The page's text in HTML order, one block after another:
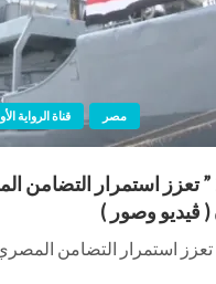
قناة الرواية مصر
“ابوسمبل 2 ” تعزز استمرار
ڤيديو وصور )
2 ” تعزز استمرار التضامن